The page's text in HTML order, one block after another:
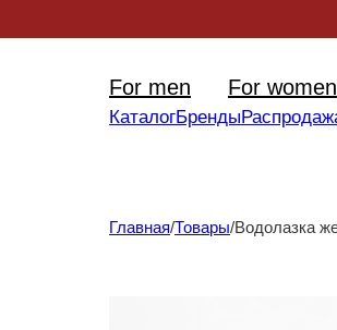
For men For women
КаталогБренды
Главная/Товары/Водолазка